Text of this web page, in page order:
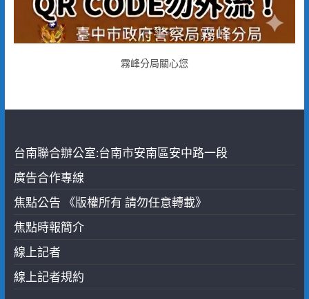
霧峰分局關心您
台南聯合辦公室:台南市安南區安中路一段
廣告合作專線
焦點公告 《版權所有 請勿任意轉載》
焦點時報簡介
線上記者
線上記者規約